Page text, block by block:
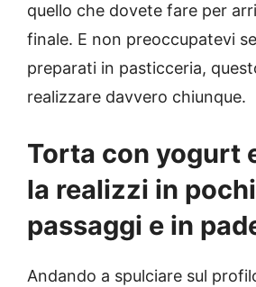
quello che dovete fare per
finale. E non preoccupatevi
preparati in pasticceria,
realizzare davvero chiunque.
Torta con yogurt
la realizzi in pochi
passaggi e in
Andando a spulciare sul